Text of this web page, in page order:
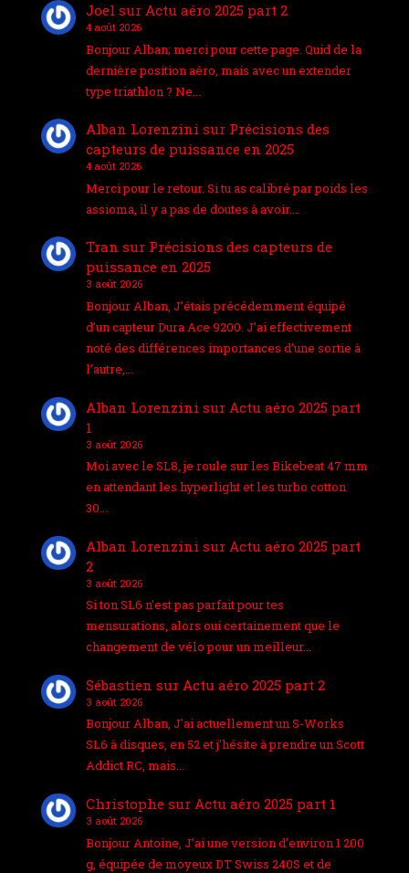
Joel sur Actu aéro 2025 part 2
4 août 2026
Bonjour Alban; merci pour cette page. Quid de la
dernière position aéro, mais avec un extender
type triathlon ? Ne…
Alban Lorenzini sur Précisions des
capteurs de puissance en 2025
4 août 2026
Merci pour le retour. Si tu as calibré par poids les
assioma, il y a pas de doutes à avoir.…
Tran sur Précisions des capteurs de
puissance en 2025
3 août 2026
Bonjour Alban, J’étais précédemment équipé
d’un capteur Dura Ace 9200. J’ai effectivement
noté des différences importances d’une sortie à
l’autre,…
Alban Lorenzini sur Actu aéro 2025 part
1
3 août 2026
Moi avec le SL8, je roule sur les Bikebeat 47 mm
en attendant les hyperlight et les turbo cotton
30…
Alban Lorenzini sur Actu aéro 2025 part
2
3 août 2026
Si ton SL6 n'est pas parfait pour tes
mensurations, alors oui certainement que le
changement de vélo pour un meilleur…
Sébastien sur Actu aéro 2025 part 2
3 août 2026
Bonjour Alban, J'ai actuellement un S-Works
SL6 à disques, en 52 et j'hésite à prendre un Scott
Addict RC, mais…
Christophesur Actu aéro 2025 part 1
3 août 2026
Bonjour Antoine, J’ai une version d’environ 1 200
g, équipée de moyeux DT Swiss 240S et de